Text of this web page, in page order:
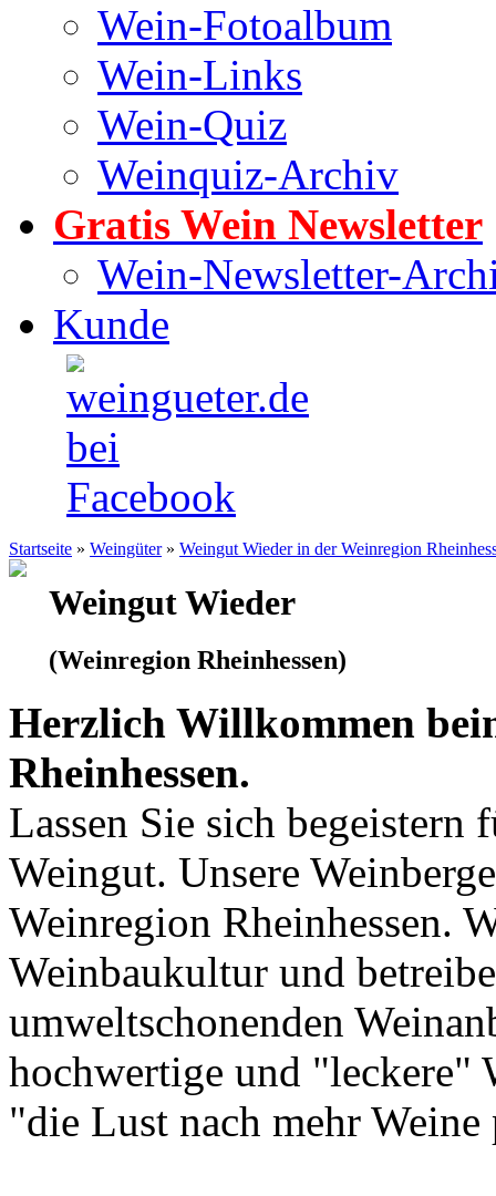
Wein-Fotoalbum
Wein-Links
Wein-Quiz
Weinquiz-Archiv
Gratis Wein Newsletter
Wein-Newsletter-
Kunde
Startseite » Weingüter » Weingut Wieder in der Weinregion
Weingut Wieder
(Weinregion Rheinhessen)
Herzlich Willkommen
Rheinhessen.
Lassen Sie sich begeistern
Weingut. Unsere
Weinregion Rheinhessen.
Weinbaukultur und
umweltschonenden
hochwertige und "leckere"
"die Lust nach mehr